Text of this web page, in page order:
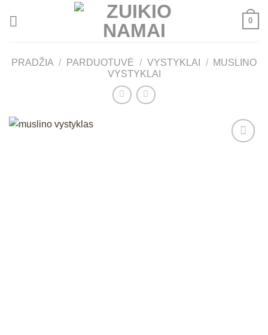
0
PRADŽIA / PARDUOTUVĖ / VYSTYKLAI /
MUSLINO
VYSTYKLAI